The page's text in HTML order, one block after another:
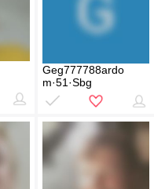
Geg777788ardo
m·51·Sbg